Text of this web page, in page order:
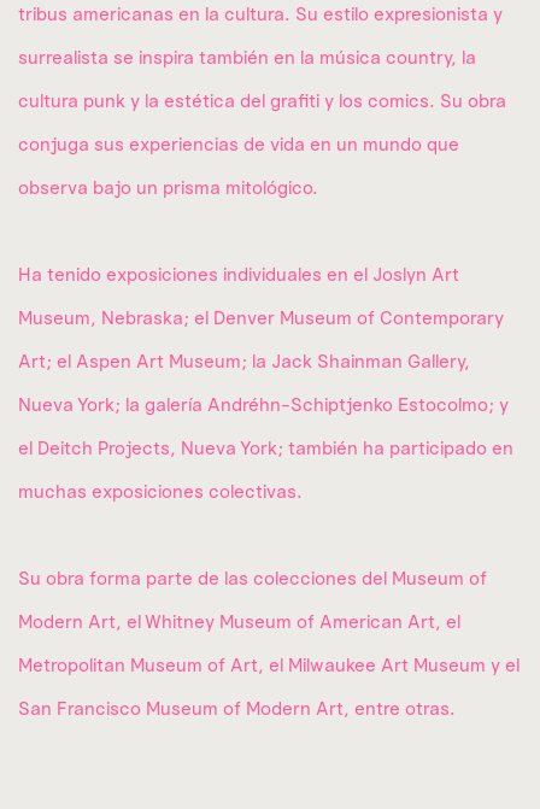
tribus americanas en la cultura. Su estilo expresionista y
surrealista se inspira también en la música country, la
cultura punk y la estética del grafiti y los comics. Su obra
conjuga sus experiencias de vida en un mundo que
observa bajo un prisma mitológico.
Ha tenido exposiciones individuales en el Joslyn Art
Museum, Nebraska; el Denver Museum of Contemporary
Art; el Aspen Art Museum; la Jack Shainman Gallery,
Nueva York; la galería Andréhn-Schiptjenko Estocolmo; y
el Deitch Projects, Nueva York; también ha participado en
muchas exposiciones colectivas.
Su obra forma parte de las colecciones del Museum of
Modern Art, el Whitney Museum of American Art, el
Metropolitan Museum of Art, el Milwaukee Art Museum y el
San Francisco Museum of Modern Art, entre otras.